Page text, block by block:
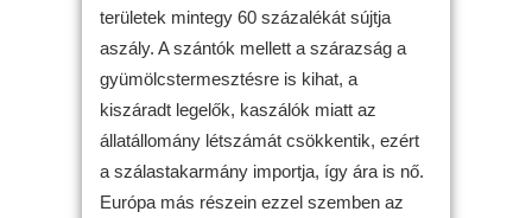
területek mintegy 60 százalékát sújtja
aszály. A szántók mellett a szárazság a
gyümölcstermesztésre is kihat, a
kiszáradt legelők, kaszálók miatt az
állatállomány létszámát csökkentik, ezért
a szálastakarmány importja, így ára is nő.
Európa más részein ezzel szemben az